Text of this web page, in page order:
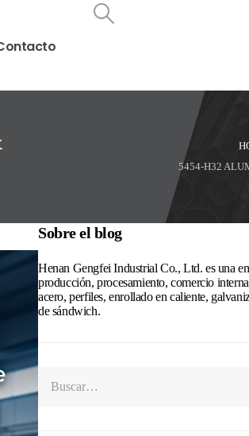
5454-H32
Sobre el blog
Henan Gengfei Industrial Co., Ltd. es una
producción, procesamiento, comercio
acero, perfiles, enrollado en caliente,
de sándwich.